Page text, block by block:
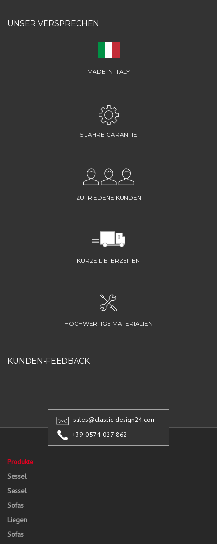
UNSER VERSPRECHEN
MADE IN ITALY
5 JAHRE GARANTIE
ZUFRIEDENE KUNDEN
KURZE LIEFERZEITEN
HOCHWERTIGE MATERIALIEN
KUNDEN-FEEDBACK
sales@classic-design24.com
+39 0574 027 862
Produkte
Sessel
Sessel
Sofas
Liegen
Sofas